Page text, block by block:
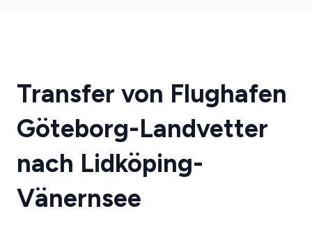
Transfer von Flughafen
Göteborg-Landvetter
nach Lidköping-
Vänernsee